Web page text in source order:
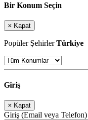
Bir Konum Seçin
× Kapat
Popüler ŞehirlerTürkiye
Giriş
× Kapat
Giriş (Email veya Telefon)